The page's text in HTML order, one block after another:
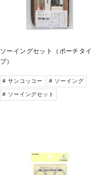
ソーイングセット（ポーチタイ
プ）
# サンコッコー # ソーイング
# ソーイングセット